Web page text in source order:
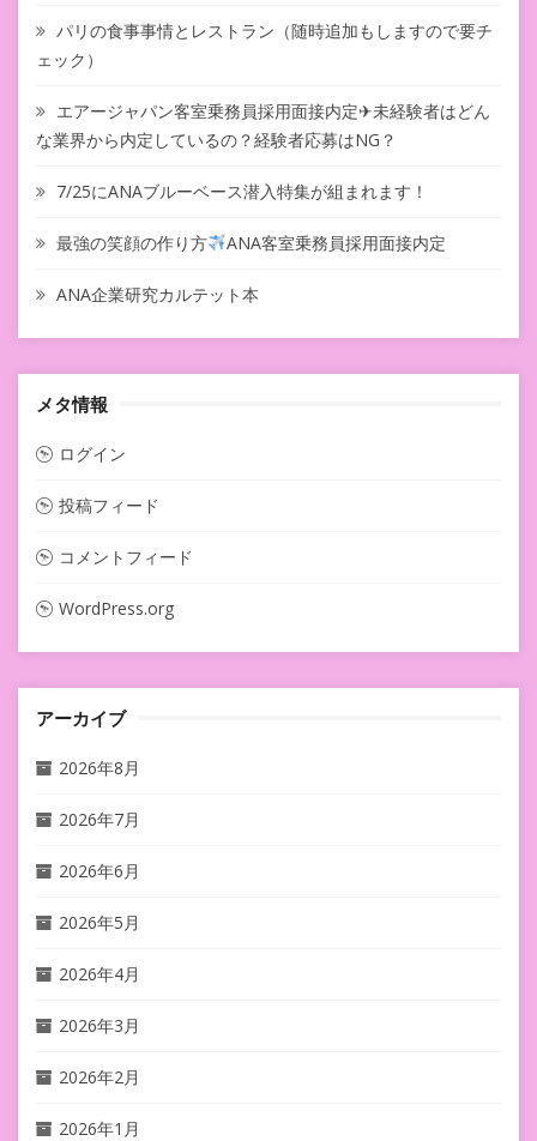
パリの食事事情とレストラン（随時追加もしますので要チ
ェック）
エアージャパン客室乗務員採用面接内定✈未経験者はどん
な業界から内定しているの？経験者応募はNG？
7/25にANAブルーベース潜入特集が組まれます！
最強の笑顔の作り方 ANA客室乗務員採用面接内定
ANA企業研究カルテット本
メタ情報
ログイン
投稿フィード
コメントフィード
WordPress.org
アーカイブ
2026年8月
2026年7月
2026年6月
2026年5月
2026年4月
2026年3月
2026年2月
2026年1月